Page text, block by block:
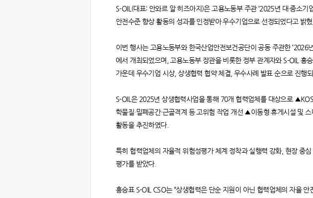
S-OIL(대표: 안와르 알 히즈아지)은 고용노동부 주관 ‘2025년 대·중소
안전수준 향상 활동의 성과를 인정받아 우수기업으로 선정되었다고 밝혔
이번 행사는 고용노동부와 한국산업안전보건공단이 공동 주관한
에서 개최되었으며, 고용노동부 장관을 비롯한 정부 관계자와 S-OIL
가운데 우수기업 시상, 상생협력 협약 체결, 우수사례 발표 순으로 진행되
S-OIL은 2025년 상생협력사업을 통해 70개 협력업체를 대상으로
학물질·밀폐공간·근골격계 등 고위험 작업 개선 ▲이동형 휴게시설 및
활동을 추진하였다.
특히 협력업체의 자율적 위험성평가 체계 정착과 실행력 강화, 현장 중
평가를 받았다.
홍승표 S-OIL CSO는 “상생협력은 단순 지원이 아닌 협력업체의 자율